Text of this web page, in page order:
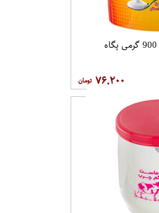
۷۶,۲۰۰